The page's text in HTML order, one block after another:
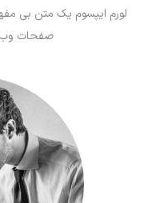
لورم ايپسوم يک متن بی
صفحات وب